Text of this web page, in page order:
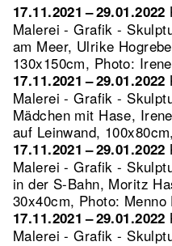
17.11.2021 – 29.01.2022
Malerei - Grafik -
am Meer, Ulrike
130x150cm, Photo:
17.11.2021 – 29.01.2022
Malerei - Grafik -
Mädchen mit Hase,
auf Leinwand,
17.11.2021 – 29.01.2022
Malerei - Grafik -
in der S-Bahn, Moritz
30x40cm, Photo: Menno
17.11.2021 – 29.01.2022
Malerei - Grafik -